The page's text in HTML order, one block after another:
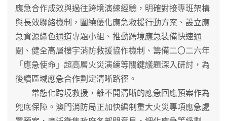
應急合作成效與過往跨境演練經驗，明確對接專班架構
與長效聯絡機制，圍繞優化應急救援行動方案、設立應
急資源綠色通道專題小組、推動跨境應急裝備快速通
關、健全高層樓宇消防救援協作機制、籌備二〇二六年
「應急使命」超高層火災演練等關鍵議題深入研討，為
後續區域應急合作劃定清晰路徑。
常態化跨境救援，離不開清晰的應急回應預案作為
兜底保障。澳門消防局正加快編制重大火災專項應急處